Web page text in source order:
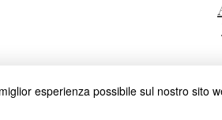
esperienza possibile sul nostro sito